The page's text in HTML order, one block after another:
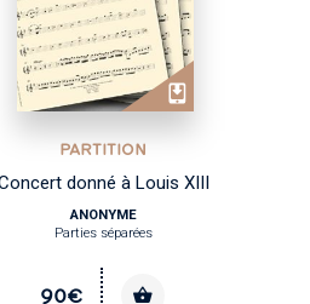
PARTITION
donné à Louis XIII
ANONYME
Parties séparées
90€